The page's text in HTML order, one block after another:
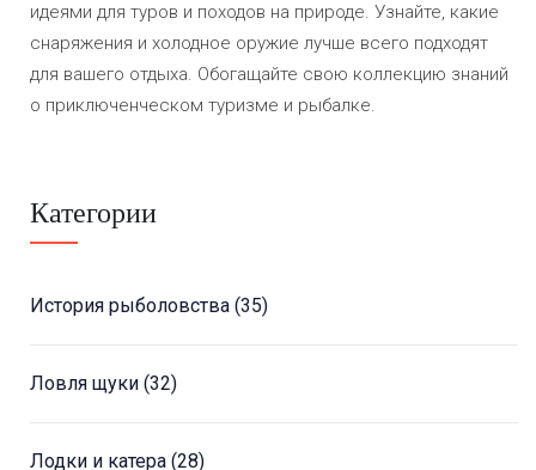
идеями для туров и походов на природе. Узнайте, какие
снаряжения и холодное оружие лучше всего подходят
для вашего отдыха. Обогащайте свою коллекцию знаний
о приключенческом туризме и рыбалке.
Категории
История рыболовства (35)
Ловля щуки (32)
Лодки и катера (28)